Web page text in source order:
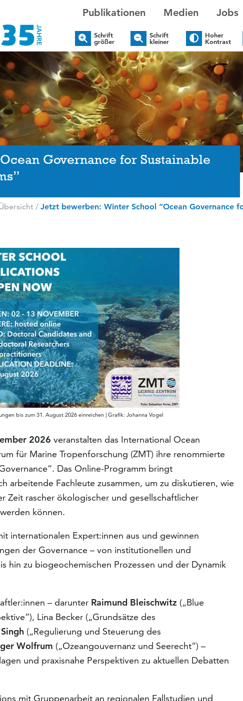
Publikationen Medien Jobs
Schrift
größer
Schrift
kleiner
Hoher
Kontrast
Governance for Sustainable
/ Jetzt bewerben: Winter School “Ocean Governance
bis zum 31. August 2026 einreichen | Grafik: Johanna Vogel
2026 veranstalten das International Ocean
für Marine Tropenforschung (ZMT) ihre renommierte
Das Online-Programm bringt
arbeitende Fachleute zusammen, um zu diskutieren, wie
Zeit rascher ökologischer und gesellschaftlicher
können.
internationalen Expert:innen aus und gewinnen
der Governance – von institutionellen und
hin zu biogeochemischen Prozessen und der Dynamik
– darunter Raimund Bleischwitz („Blue
Lina Becker („Grundsätze des
(„Regulierung und Steuerung des
Wolfrum („Ozeangouvernanz und Seerecht“) –
und praxisnahe Perspektiven zu aktuellen Debatten
mit Gruppenarbeit an regionalen Fallstudien und